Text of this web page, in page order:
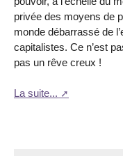
privée des moyens de
monde débarrassé de
capitalistes. Ce n’est
pas un rêve creux !
La suite...